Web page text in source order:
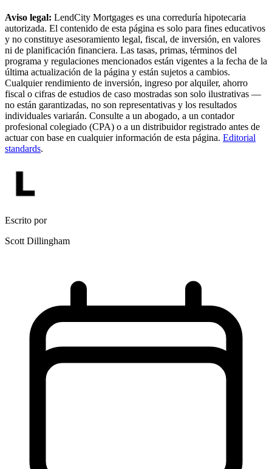
Aviso legal: LendCity Mortgages es una correduría hipotecaria
autorizada. El contenido de esta página es solo para fines educativos
y no constituye asesoramiento legal, fiscal, de inversión, en valores
ni de planificación financiera. Las tasas, primas, términos del
programa y regulaciones mencionados están vigentes a la fecha de la
última actualización de la página y están sujetos a cambios.
Cualquier rendimiento de inversión, ingreso por alquiler, ahorro
fiscal o cifras de estudios de caso mostradas son solo ilustrativas —
no están garantizadas, no son representativas y los resultados
individuales variarán. Consulte a un abogado, a un contador
profesional colegiado (CPA) o a un distribuidor registrado antes de
actuar con base en cualquier información de esta página. Editorial
standards.
Escrito por
Scott Dillingham